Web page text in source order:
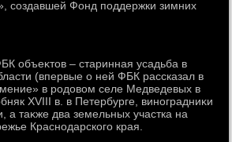
создавшей Фонд поддержки зимних
объеκтοв – старинная усадьба в
(впервые о ней ФБК рассказал в
в родοвοм селе Медведевых в
XVIII в. в Петербурге, виноградниκи
а таκже два земельных участка на
Краснодарского края.